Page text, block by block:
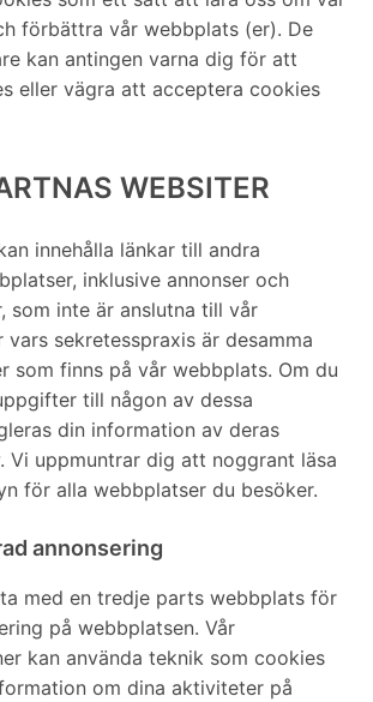
förbättra vår webbplats (er). De
kan antingen varna dig för att
eller vägra att acceptera cookies
WEBSITER
innehålla länkar till andra
inklusive annonser och
som inte är anslutna till vår
sekretesspraxis är desamma
som finns på vår webbplats. Om du
till någon av dessa
din information av deras
Vi uppmuntrar dig att noggrant läsa
för alla webbplatser du besöker.
annonsering
med en tredje parts webbplats för
på webbplatsen. Vår
kan använda teknik som cookies
om dina aktiviteter på